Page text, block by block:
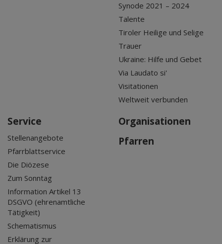
Synode 2021 – 2024
Talente
Tiroler Heilige und Selige
Trauer
Ukraine: Hilfe und Gebet
Via Laudato si'
Visitationen
Weltweit verbunden
Service
Stellenangebote
Pfarrblattservice
Die Diözese
Zum Sonntag
Information Artikel 13
DSGVO (ehrenamtliche
Tätigkeit)
Schematismus
Erklärung zur
Organisationen
Pfarren